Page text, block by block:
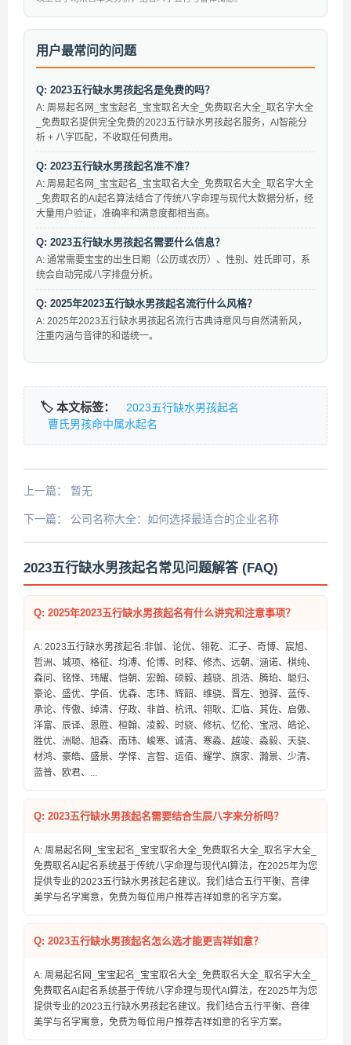
用户最常问的问题
Q: 2023五行缺水男孩起名是免费的吗？
A: 周易起名网_宝宝起名_宝宝取名大全_免费取名大全_取名字大全
_免费取名提供完全免费的2023五行缺水男孩起名服务，AI智能分
析 + 八字匹配，不收取任何费用。
Q: 2023五行缺水男孩起名准不准？
A: 周易起名网_宝宝起名_宝宝取名大全_免费取名大全_取名字大全
_免费取名的AI起名算法结合了传统八字命理与现代大数据分析，经
大量用户验证，准确率和满意度都相当高。
Q: 2023五行缺水男孩起名需要什么信息？
A: 通常需要宝宝的出生日期（公历或农历）、性别、姓氏即可，系
统会自动完成八字排盘分析。
Q: 2025年2023五行缺水男孩起名流行什么风格？
A: 2025年2023五行缺水男孩起名流行古典诗意风与自然清新风，
注重内涵与音律的和谐统一。
🏷️ 本文标签：
2023五行缺水男孩起名
曹氏男孩命中属水起名
上一篇： 暂无
下一篇： 公司名称大全：如何选择最适合的企业名称
2023五行缺水男孩起名常见问题解答 (FAQ)
Q: 2025年2023五行缺水男孩起名有什么讲究和注意事项？
A: 2023五行缺水男孩起名:非伽、论优、翎乾、汇子、奇博、宸旭、
哲洲、城项、格征、均溥、伦博、时释、修杰、远朝、涵诺、棋纯、
森问、铭怿、玮耀、恺朝、宏翰、硕毅、越骁、凯浩、腾珀、聪归、
豪论、盛优、学佰、优森、志玮、辉韶、维骁、晋左、弛驿、蓝传、
承论、传傲、绰清、仔政、非首、杭讯、翎耿、汇临、其佐、启傲、
洋富、辰译、恩胜、桓翰、凌毅、时骁、修杭、忆伦、宝冠、皓论、
胜优、洲聪、旭森、南玮、峻寒、诚清、寒淼、越竣、淼毅、天骁、
材鸿、豪皓、盛景、学怿、言智、运佰、耀学、旗家、瀚景、少清、
蓝普、欧君、...
Q: 2023五行缺水男孩起名需要结合生辰八字来分析吗？
A: 周易起名网_宝宝起名_宝宝取名大全_免费取名大全_取名字大全_
免费取名AI起名系统基于传统八字命理与现代AI算法，在2025年为您
提供专业的2023五行缺水男孩起名建议。我们结合五行平衡、音律
美学与名字寓意，免费为每位用户推荐吉祥如意的名字方案。
Q: 2023五行缺水男孩起名怎么选才能更吉祥如意？
A: 周易起名网_宝宝起名_宝宝取名大全_免费取名大全_取名字大全_
免费取名AI起名系统基于传统八字命理与现代AI算法，在2025年为您
提供专业的2023五行缺水男孩起名建议。我们结合五行平衡、音律
美学与名字寓意，免费为每位用户推荐吉祥如意的名字方案。